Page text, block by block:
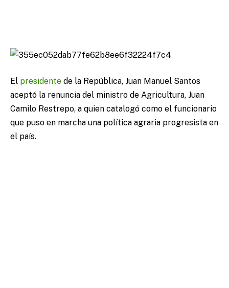
El presidente de la República, Juan Manuel Santos
aceptó la renuncia del ministro de Agricultura, Juan
Camilo Restrepo, a quien catalogó como el funcionario
que puso en marcha una política agraria progresista en
el país.